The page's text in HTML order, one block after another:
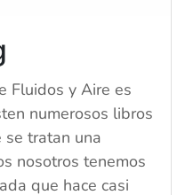
Fluidos y Aire es
numerosos libros
se tratan una
nosotros tenemos
que hace casi